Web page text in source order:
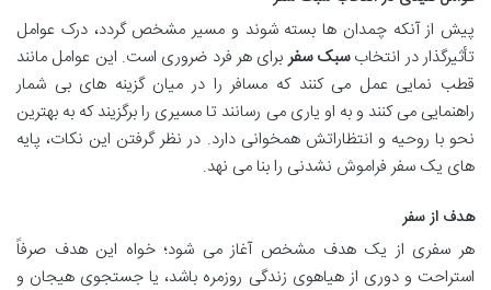
پیش از آنکه چمدان ها بسته شوند و مسیر مشخص گردد، درک عوامل
تأثیرگذار در انتخابسبک سفر برای هر فرد ضروری است. این عوامل مانند
قطب نمایی عمل می کنند که مسافر را در میان گزینه های بی شمار
راهنمایی می کنند و به او یاری می رسانند تا مسیری را برگزیند که به بهترین
نحو با روحیه و انتظاراتش همخوانی دارد. در نظر گرفتن این نکات، پایه
های یک سفر فراموش نشدنی را بنا می نهد.
هدف از سفر
هر سفری از یک هدف مشخص آغاز می شود؛ خواه این هدف صرفاً
استراحت و دوری از هیاهوی زندگی روزمره باشد، یا جستجوی هیجان و